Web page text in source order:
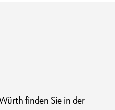
finden Sie in der